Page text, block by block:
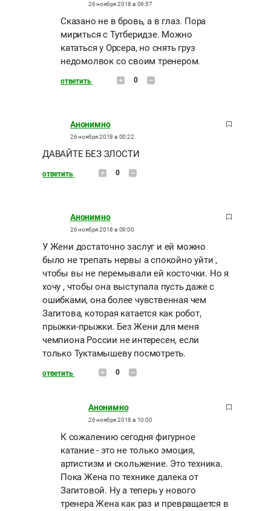
26 ноября 2018 в 09:57
Сказано не в бровь, а в глаз. Пора
мириться с Тутберидзе. Можно
кататься у Орсера, но снять груз
недомолвок со своим тренером.
ответить 0
Анонимно
26 ноября 2018 в 00:22
ДАВАЙТЕ БЕЗ ЗЛОСТИ
ответить 0
Анонимно
26 ноября 2018 в 09:00
У Жени достаточно заслуг и ей можно
было не трепать нервы а спокойно уйти ,
чтобы вы не перемывали ей косточки. Но я
хочу , чтобы она выступала пусть даже с
ошибками, она более чувственная чем
Загитова, которая катается как робот,
прыжки-прыжки. Без Жени для меня
чемпиона России не интересен, если
только Туктамышеву посмотреть.
ответить 0
Анонимно
26 ноября 2018 в 10:00
К сожалению сегодня фигурное
катание - это не только эмоция,
артистизм и скольжение. Это техника.
Пока Жена по технике далека от
Загитовой. Ну а теперь у нового
тренера Жена как раз и превращается в